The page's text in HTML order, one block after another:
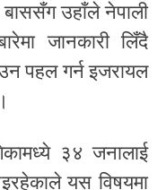
बाससँग उहाँले नेपाली
जानकारी लिँदै
पहल गर्न इजरायल
३४ जनालाई
यस विषयमा